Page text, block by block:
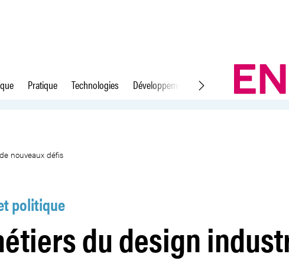
Pratique Technologies Développement durable Droit du travail
face à de nouveaux défis
nouveaux défis
politique
du design